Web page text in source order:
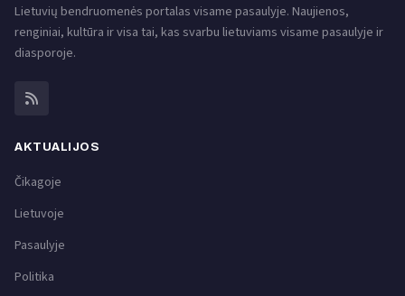
Lietuvių bendruomenės portalas visame pasaulyje. Naujienos,
renginiai, kultūra ir visa tai, kas svarbu lietuviams visame pasaulyje ir
diasporoje.
AKTUALIJOS
Čikagoje
Lietuvoje
Pasaulyje
Politika